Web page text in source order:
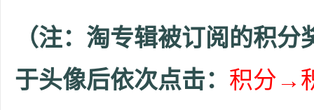
（注：淘专辑被订阅的积
于头像后依次点击： 积分→